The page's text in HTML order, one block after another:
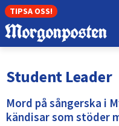
TIPSA OSS!
Student Leader
Mord på sångerska i
kändisar som stöder